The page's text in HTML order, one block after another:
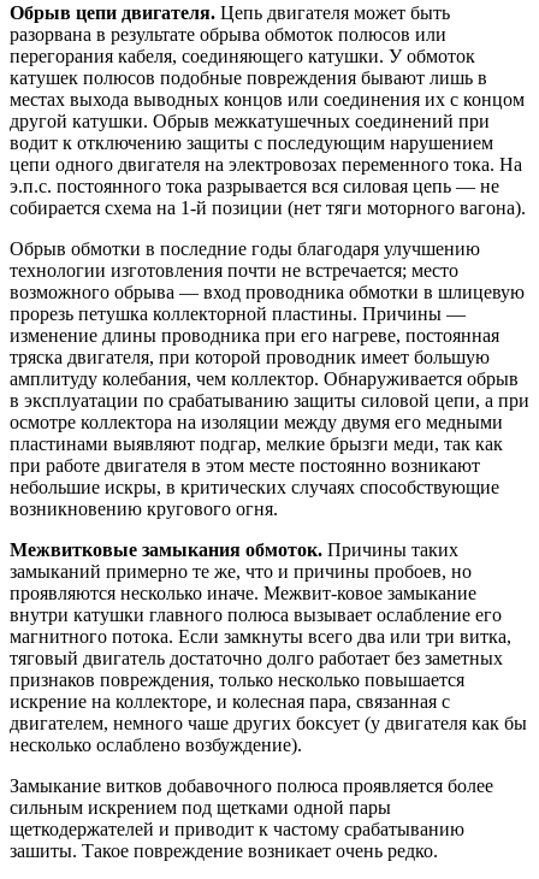
Обрыв цепи двигателя. Цепь двигателя может быть
разорвана в результате обрыва обмоток полюсов или
перегорания кабеля, соединяющего катушки. У обмоток
катушек полюсов подобные повреждения бывают лишь в
местах выхода выводных концов или соединения их с концом
другой катушки. Обрыв межкатушечных соединений при
водит к отключению защиты с последующим нарушением
цепи одного двигателя на электровозах переменного тока. На
э.п.с. постоянного тока разрывается вся силовая цепь — не
собирается схема на 1-й позиции (нет тяги моторного вагона).
Обрыв обмотки в последние годы благодаря улучшению
технологии изготовления почти не встречается; место
возможного обрыва — вход проводника обмотки в шлицевую
прорезь петушка коллекторной пластины. Причины —
изменение длины проводника при его нагреве, постоянная
тряска двигателя, при которой проводник имеет большую
амплитуду колебания, чем коллектор. Обнаруживается обрыв
в эксплуатации по срабатыванию защиты силовой цепи, а при
осмотре коллектора на изоляции между двумя его медными
пластинами выявляют подгар, мелкие брызги меди, так как
при работе двигателя в этом месте постоянно возникают
небольшие искры, в критических случаях способствующие
возникновению кругового огня.
Межвитковые замыкания обмоток. Причины таких
замыканий примерно те же, что и причины пробоев, но
проявляются несколько иначе. Межвит-ковое замыкание
внутри катушки главного полюса вызывает ослабление его
магнитного потока. Если замкнуты всего два или три витка,
тяговый двигатель достаточно долго работает без заметных
признаков повреждения, только несколько повышается
искрение на коллекторе, и колесная пара, связанная с
двигателем, немного чаше других боксует (у двигателя как бы
несколько ослаблено возбуждение).
Замыкание витков добавочного полюса проявляется более
сильным искрением под щетками одной пары
щеткодержателей и приводит к частому срабатыванию
зашиты. Такое повреждение возникает очень редко.